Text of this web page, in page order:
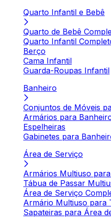
Quarto Infantil e Bebê
Quarto de Bebê
Quarto Infantil
Berço
Cama Infantil
Guarda-Roupas Infantil
Banheiro
Conjuntos de Móveis
Armários para
Espelheiras
Gabinetes para
Área de Serviço
Armários Multiuso
Tábua de Passar
Área de Serviço
Armário Multiuso para
Sapateiras para Área